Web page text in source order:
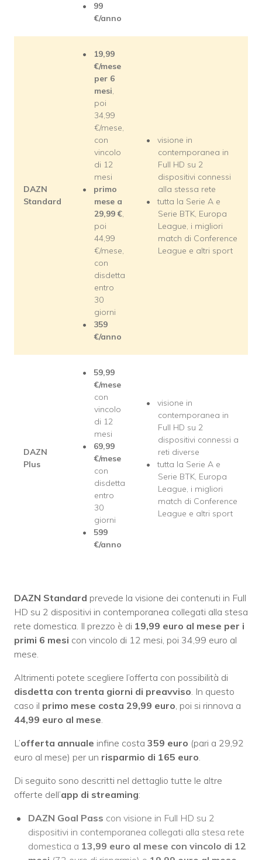
99
€/anno
DAZN
Standard
19,99
€/mese
per 6
mesi,
poi
34,99
€/mese,
con
vincolo
di 12
mesi
primo
mese a
29,99 €,
poi
44,99
€/mese,
con
disdetta
entro
30
giorni
359
€/anno
visione in
contemporanea in
Full HD su 2
dispositivi connessi
alla stessa rete
tutta la Serie A e
Serie BTK, Europa
League, i migliori
match di Conference
League e altri sport
DAZN
Plus
59,99
€/mese
con
vincolo
di 12
mesi
69,99
€/mese
con
disdetta
entro
30
giorni
599
€/anno
visione in
contemporanea in
Full HD su 2
dispositivi connessi a
reti diverse
tutta la Serie A e
Serie BTK, Europa
League, i migliori
match di Conference
League e altri sport
DAZN Standard prevede la visione dei contenuti in Full
HD su 2 dispositivi in contemporanea collegati alla stesa
rete domestica. Il prezzo è di 19,99 euro al mese per i
primi 6 mesi con vincolo di 12 mesi, poi 34,99 euro al
mese.
Altrimenti potete scegliere l’offerta con possibilità di
disdetta con trenta giorni di preavviso. In questo
caso il primo mese costa 29,99 euro, poi si rinnova a
44,99 euro al mese.
L’offerta annuale infine costa 359 euro (pari a 29,92
euro al mese) per un risparmio di 165 euro.
Di seguito sono descritti nel dettaglio tutte le altre
offerte dell’app di streaming:
DAZN Goal Pass con visione in Full HD su 2
dispositivi in contemporanea collegati alla stesa rete
domestica a 13,99 euro al mese con vincolo di 12